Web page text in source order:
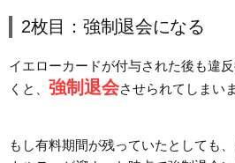
2枚目：強制退会になる
イエローカードが付与された後も違
くと、 強制退会させられてしまい
もし有料期間が残っていたとしても